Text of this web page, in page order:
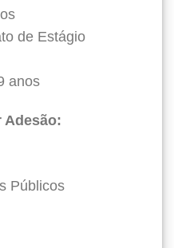
de Estágio
anos
Adesão:
Públicos